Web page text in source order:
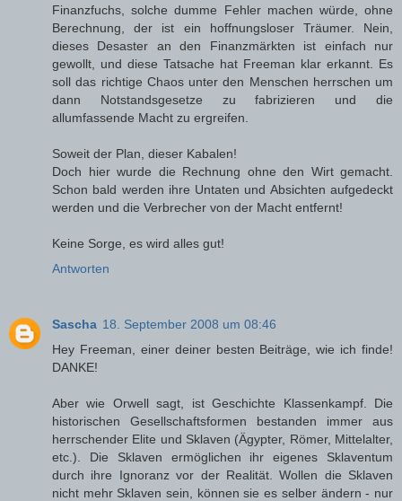
Finanzfuchs, solche dumme Fehler machen würde, ohne
Berechnung, der ist ein hoffnungsloser Träumer. Nein,
dieses Desaster an den Finanzmärkten ist einfach nur
gewollt, und diese Tatsache hat Freeman klar erkannt. Es
soll das richtige Chaos unter den Menschen herrschen um
dann Notstandsgesetze zu fabrizieren und die
allumfassende Macht zu ergreifen.
Soweit der Plan, dieser Kabalen!
Doch hier wurde die Rechnung ohne den Wirt gemacht.
Schon bald werden ihre Untaten und Absichten aufgedeckt
werden und die Verbrecher von der Macht entfernt!
Keine Sorge, es wird alles gut!
Antworten
Sascha 18. September 2008 um 08:46
Hey Freeman, einer deiner besten Beiträge, wie ich finde!
DANKE!
Aber wie Orwell sagt, ist Geschichte Klassenkampf. Die
historischen Gesellschaftsformen bestanden immer aus
herrschender Elite und Sklaven (Ägypter, Römer, Mittelalter,
etc.). Die Sklaven ermöglichen ihr eigenes Sklaventum
durch ihre Ignoranz vor der Realität. Wollen die Sklaven
nicht mehr Sklaven sein, können sie es selber ändern - nur